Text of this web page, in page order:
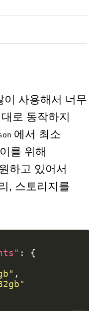
이 사용해서 너무
로 동작하지
에서 최소
를 위해
하고 있어서
, 스토리지를
:
{
,